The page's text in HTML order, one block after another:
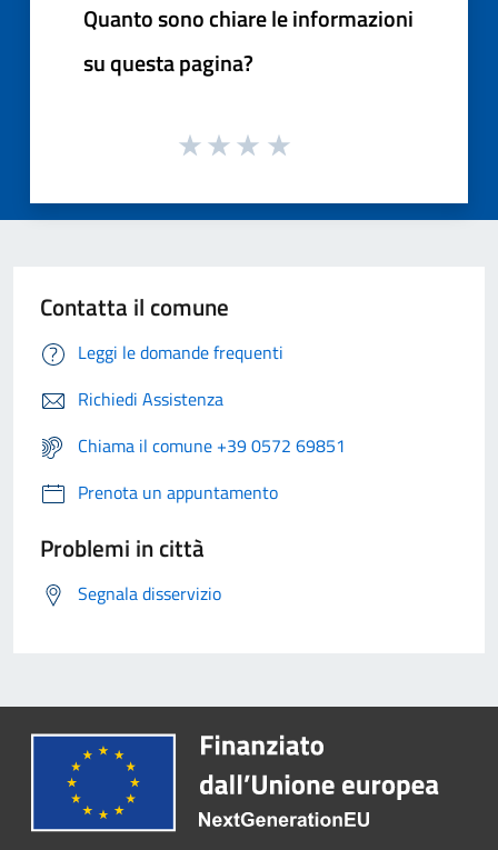
Quanto sono chiare le informazioni
su questa pagina?
Contatta il comune
Leggi le domande frequenti
Richiedi Assistenza
Chiama il comune +39 0572 69851
Prenota un appuntamento
Problemi in città
Segnala disservizio